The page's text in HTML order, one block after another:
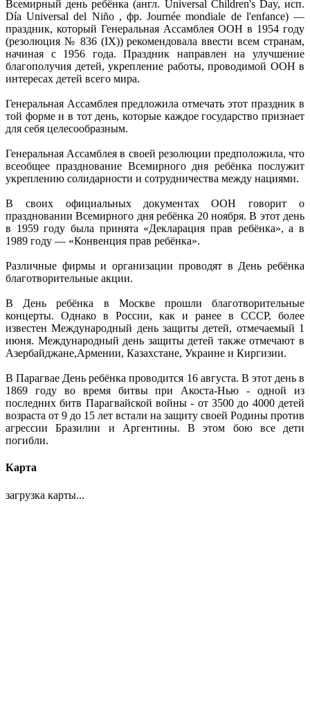
Всеми́рный день ребёнка (англ. Universal Children's Day, исп.
Día Universal del Niño , фр. Journée mondiale de l'enfance) —
праздник, который Генеральная Ассамблея ООН в 1954 году
(резолюция № 836 (IX)) рекомендовала ввести всем странам,
начиная с 1956 года. Праздник направлен на улучшение
благополучия детей, укрепление работы, проводимой ООН в
интересах детей всего мира.
Генеральная Ассамблея предложила отмечать этот праздник в
той форме и в тот день, которые каждое государство признает
для себя целесообразным.
Генеральная Ассамблея в своей резолюции предположила, что
всеобщее празднование Всемирного дня ребёнка послужит
укреплению солидарности и сотрудничества между нациями.
В своих официальных документах ООН говорит о
праздновании Всемирного дня ребёнка 20 ноября. В этот день
в 1959 году была принята «Декларация прав ребёнка», а в
1989 году — «Конвенция прав ребёнка».
Различные фирмы и организации проводят в День ребёнка
благотворительные акции.
В День ребёнка в Москве прошли благотворительные
концерты. Однако в России, как и ранее в СССР, более
известен Международный день защиты детей, отмечаемый 1
июня. Международный день защиты детей также отмечают в
Азербайджане,Армении, Казахстане, Украине и Киргизии.
В Парагвае День ребёнка проводится 16 августа. В этот день в
1869 году во время битвы при Акоста-Нью - одной из
последних битв Парагвайской войны - от 3500 до 4000 детей
возраста от 9 до 15 лет встали на защиту своей Родины против
агрессии Бразилии и Аргентины. В этом бою все дети
погибли.
Карта
загрузка карты...